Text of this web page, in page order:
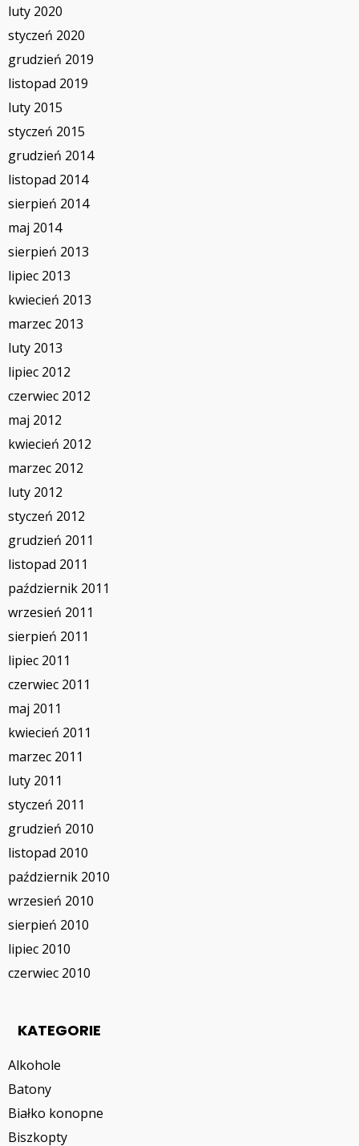
luty 2020
styczeń 2020
grudzień 2019
listopad 2019
luty 2015
styczeń 2015
grudzień 2014
listopad 2014
sierpień 2014
maj 2014
sierpień 2013
lipiec 2013
kwiecień 2013
marzec 2013
luty 2013
lipiec 2012
czerwiec 2012
maj 2012
kwiecień 2012
marzec 2012
luty 2012
styczeń 2012
grudzień 2011
listopad 2011
październik 2011
wrzesień 2011
sierpień 2011
lipiec 2011
czerwiec 2011
maj 2011
kwiecień 2011
marzec 2011
luty 2011
styczeń 2011
grudzień 2010
listopad 2010
październik 2010
wrzesień 2010
sierpień 2010
lipiec 2010
czerwiec 2010
KATEGORIE
Alkohole
Batony
Białko konopne
Biszkopty